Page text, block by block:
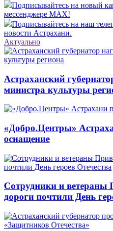
Подписывайтесь на новый
мессенджере MAX!
Подписывайтесь на наш
новости Астрахани.
Актуально
Астраханский
министра культуры
«Добро.Центры»
оснащение
Сотрудники и ветераны
дороги почтили День